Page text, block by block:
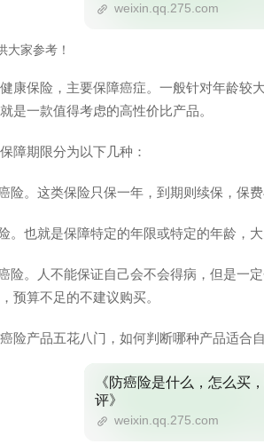
weixin.qq.275.com
大家参考！
康保险，主要保障癌症。一般针对年龄较
是一款值得考虑的高性价比产品。
障期限分为以下几种：
险。这类保险只保一年，到期则续保，保
。也就是保障特定的年限或特定的年龄，
险。人不能保证自己会不会得病，但是一
预算不足的不建议购买。
险产品五花八门，如何判断哪种产品适合
《防癌险是什么，怎么买
评》
weixin.qq.275.com